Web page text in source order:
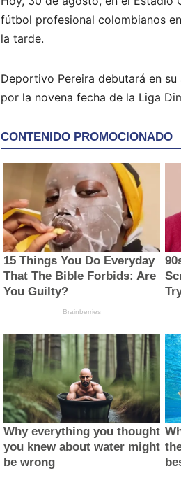
fútbol profesional colombianos
la tarde.
Deportivo Pereira debutará en
por la novena fecha de la Liga